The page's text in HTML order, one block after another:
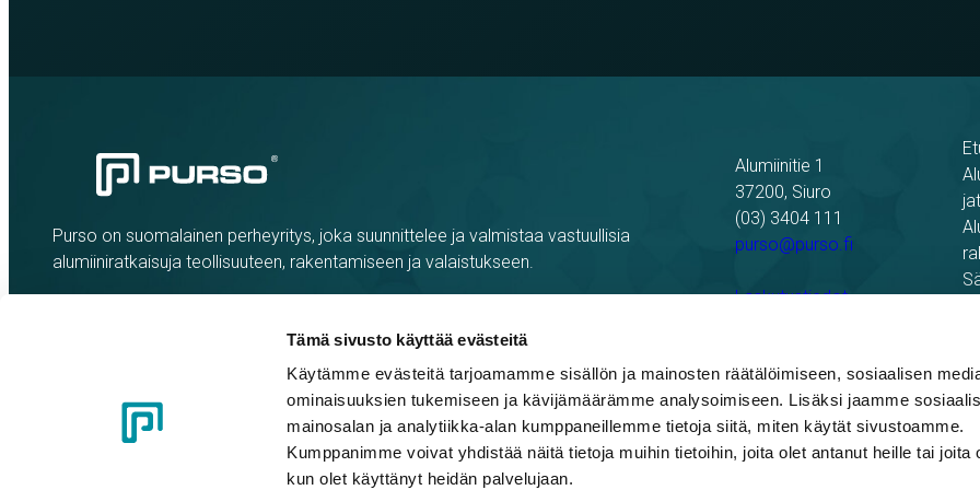
Tämä sivusto käyttää evästeitä
Käytämme evästeitä tarjoamamme sisällön ja mainosten räätälöimiseen, sosiaalisen
ominaisuuksien tukemiseen ja kävijämäärämme analysoimiseen. Lisäksi jaamme
mainosalan ja analytiikka-alan kumppaneillemme tietoja siitä, miten käytät sivustoamme.
Kumppanimme voivat yhdistää näitä tietoja muihin tietoihin, joita olet antanut heille tai joita
kun olet käyttänyt heidän palvelujaan.
Purso on suomalainen perheyritys, joka suunnittelee ja valmistaa vastuullisia
alumiiniratkaisuja teollisuuteen, rakentamiseen ja valaistukseen.
Alumiinitie 1
37200, Siuro
(03) 3404 111
purso@purso.fi
Laskutustiedot